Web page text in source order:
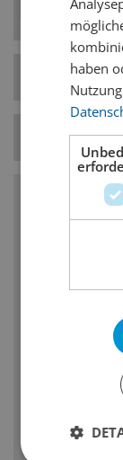
Hefe-Art
Bierstil-
Temperatur
jedoch
haben